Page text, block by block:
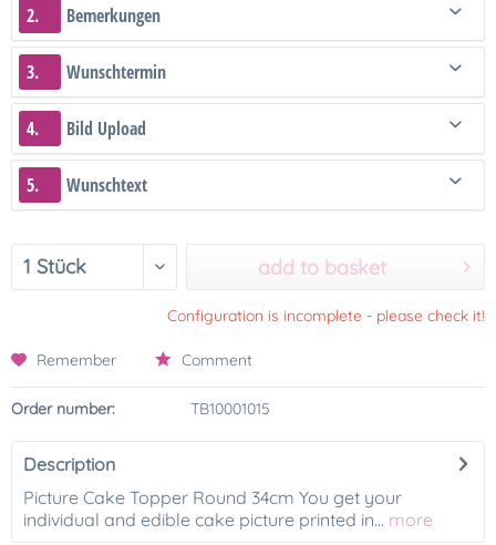
2. Bemerkungen
3. Wunschtermin
4. Bild Upload
5. Wunschtext
add to basket
Configuration is incomplete - please check it!
Remember Comment
Order number: TB10001015
Description
Picture Cake Topper Round 34cm You get your
individual and edible cake picture printed in... more